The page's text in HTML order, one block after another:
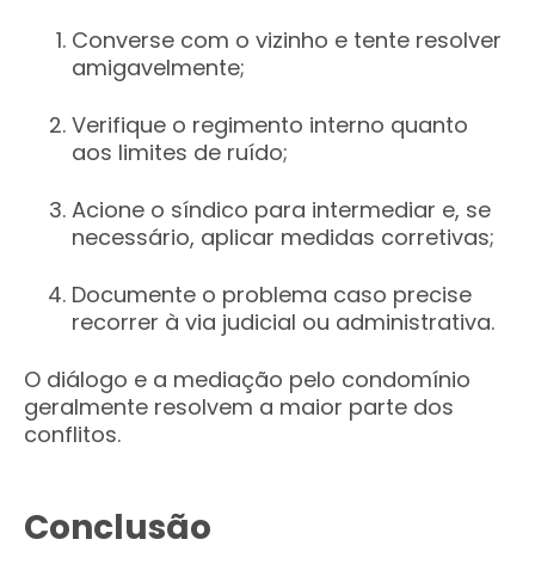
Converse com o vizinho e tente resolver
amigavelmente;
Verifique o regimento interno quanto
aos limites de ruído;
Acione o síndico para intermediar e, se
necessário, aplicar medidas corretivas;
Documente o problema caso precise
recorrer à via judicial ou administrativa.
O diálogo e a mediação pelo condomínio
geralmente resolvem a maior parte dos
conflitos.
Conclusão